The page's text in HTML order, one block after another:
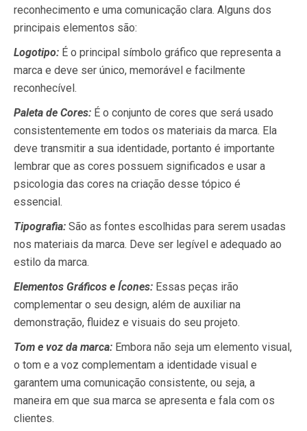
reconhecimento e uma comunicação clara. Alguns dos
principais elementos são:
Logotipo: É o principal símbolo gráfico que representa a
marca e deve ser único, memorável e facilmente
reconhecível.
Paleta de Cores: É o conjunto de cores que será usado
consistentemente em todos os materiais da marca. Ela
deve transmitir a sua identidade, portanto é importante
lembrar que as cores possuem significados e usar a
psicologia das cores na criação desse tópico é
essencial.
Tipografia: São as fontes escolhidas para serem usadas
nos materiais da marca. Deve ser legível e adequado ao
estilo da marca.
Elementos Gráficos e Ícones: Essas peças irão
complementar o seu design, além de auxiliar na
demonstração, fluidez e visuais do seu projeto.
Tom e voz da marca: Embora não seja um elemento visual,
o tom e a voz complementam a identidade visual e
garantem uma comunicação consistente, ou seja, a
maneira em que sua marca se apresenta e fala com os
clientes.